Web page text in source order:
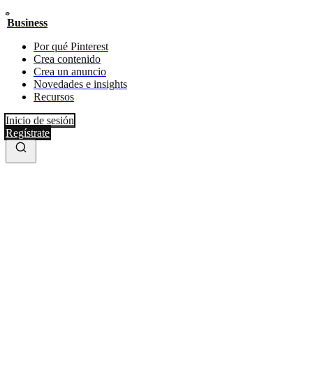
Business
Por qué Pinterest
Crea contenido
Crea un anuncio
Novedades e insights
Recursos
Inicio de sesión
Regístrate